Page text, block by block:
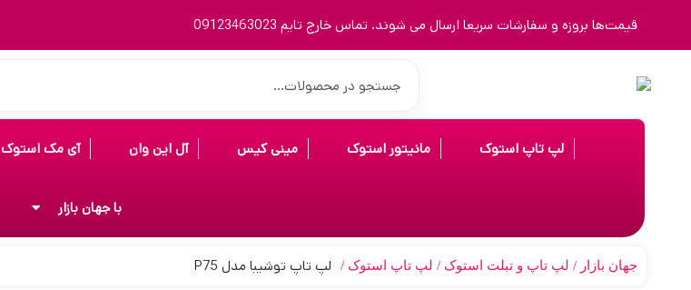
قیمت‌ها بروزه و سفارشات سریعا ارسال می شوند. تماس خارج تایم 09123463023
لپ تاپ استوک مانیتور استوک مینی کیس آل این وان آی مک استوک
با جهان بازار
جهان بازار لپ تاپ و تبلت استوک لپ تاپ استوک لپ تاپ توشیبا مدل P75